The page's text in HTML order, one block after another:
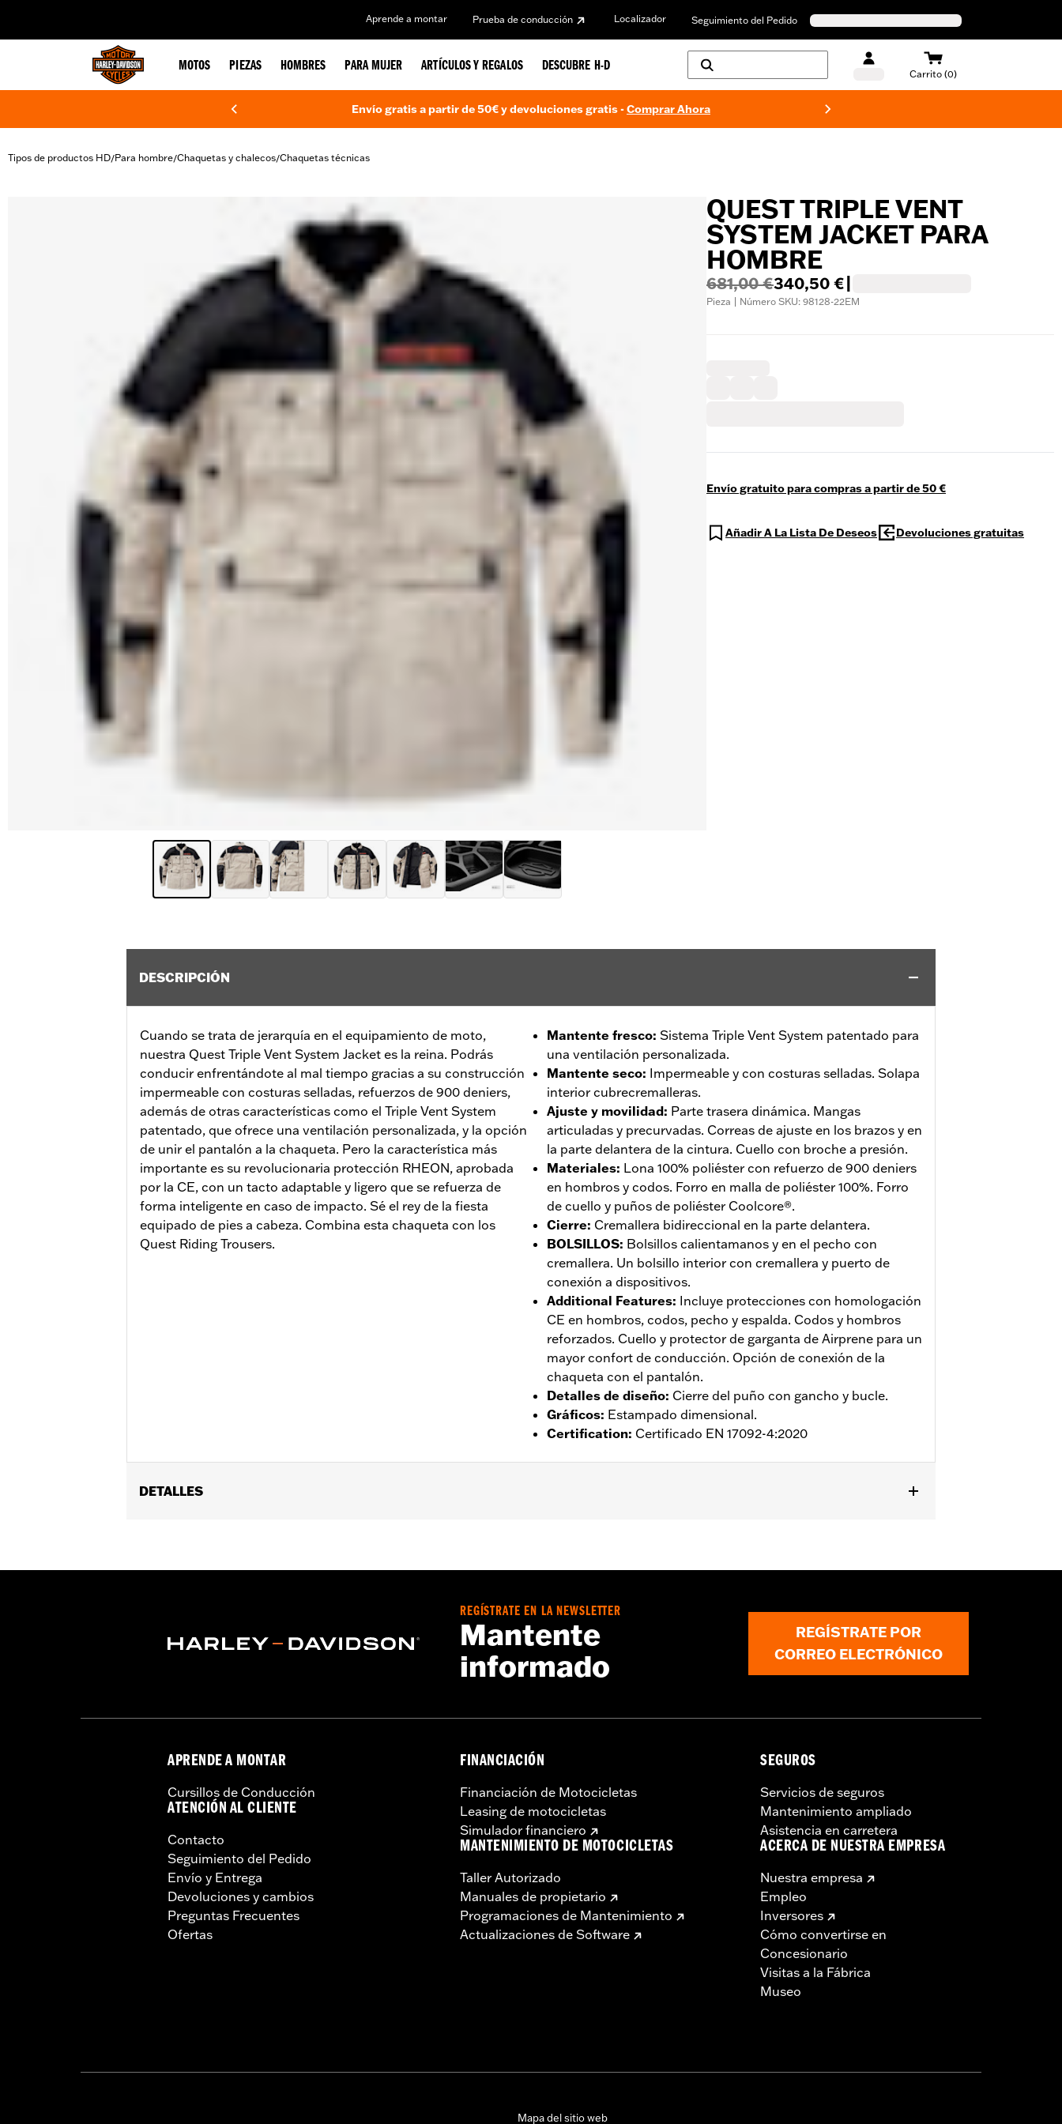
Aprende a montar Prueba de conducción Localizador Seguimiento del Pedido
MOTOS PIEZAS HOMBRES PARA MUJER ARTÍCULOS Y REGALOS DESCUBRE H-D
Carrito (0)
Envío gratis a partir de 50€ y devoluciones gratis -Comprar Ahora
Tipos de productos HD/Para hombre/Chaquetas y chalecos/Chaquetas técnicas
QUEST TRIPLE VENT
SYSTEM JACKET PARA
HOMBRE
681,00 €340,50 €
Pieza | Número SKU: 98128-22EM
Envío gratuito para compras a partir de 50 €
Añadir A La Lista De Deseos Devoluciones gratuitas
DESCRIPCIÓN
Cuando se trata de jerarquía en el equipamiento de moto,
nuestra Quest Triple Vent System Jacket es la reina. Podrás
conducir enfrentándote al mal tiempo gracias a su construcción
impermeable con costuras selladas, refuerzos de 900 deniers,
además de otras características como el Triple Vent System
patentado, que ofrece una ventilación personalizada, y la opción
de unir el pantalón a la chaqueta. Pero la característica más
importante es su revolucionaria protección RHEON, aprobada
por la CE, con un tacto adaptable y ligero que se refuerza de
forma inteligente en caso de impacto. Sé el rey de la fiesta
equipado de pies a cabeza. Combina esta chaqueta con los
Quest Riding Trousers.
Mantente fresco: Sistema Triple Vent System patentado para
una ventilación personalizada.
Mantente seco: Impermeable y con costuras selladas. Solapa
interior cubrecremalleras.
Ajuste y movilidad: Parte trasera dinámica. Mangas
articuladas y precurvadas. Correas de ajuste en los brazos y en
la parte delantera de la cintura. Cuello con broche a presión.
Materiales: Lona 100% poliéster con refuerzo de 900 deniers
en hombros y codos. Forro en malla de poliéster 100%. Forro
de cuello y puños de poliéster Coolcore®.
Cierre: Cremallera bidireccional en la parte delantera.
BOLSILLOS: Bolsillos calientamanos y en el pecho con
cremallera. Un bolsillo interior con cremallera y puerto de
conexión a dispositivos.
Additional Features: Incluye protecciones con homologación
CE en hombros, codos, pecho y espalda. Codos y hombros
reforzados. Cuello y protector de garganta de Airprene para un
mayor confort de conducción. Opción de conexión de la
chaqueta con el pantalón.
Detalles de diseño: Cierre del puño con gancho y bucle.
Gráficos: Estampado dimensional.
Certification: Certificado EN 17092-4:2020
DETALLES
de las mangas ajustables,Cintura ajustable,Cremallera bidireccional en la parte delantera,Bolsillos con cremallera,Cremallera interior,
www.h-d.com/warranty para más detalles
Origen:Importado
REGÍSTRATE EN LA NEWSLETTER
Mantente
informado
REGÍSTRATE POR
CORREO ELECTRÓNICO
APRENDE A MONTAR
Cursillos de Conducción
ATENCIÓN AL CLIENTE
Contacto
Seguimiento del Pedido
Envío y Entrega
Devoluciones y cambios
Preguntas Frecuentes
Ofertas
FINANCIACIÓN
Financiación de Motocicletas
Leasing de motocicletas
Simulador financiero
MANTENIMIENTO DE MOTOCICLETAS
Taller Autorizado
Manuales de propietario
Programaciones de Mantenimiento
Actualizaciones de Software
SEGUROS
Servicios de seguros
Mantenimiento ampliado
Asistencia en carretera
ACERCA DE NUESTRA EMPRESA
Nuestra empresa
Empleo
Inversores
Cómo convertirse en
Concesionario
Visitas a la Fábrica
Museo
Mapa del sitio web